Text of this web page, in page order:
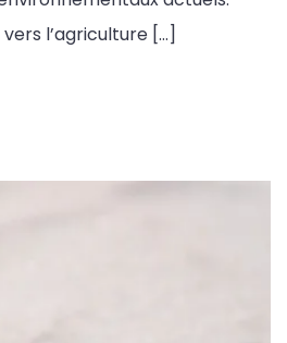
l’agriculture […]